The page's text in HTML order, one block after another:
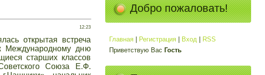
12:23
открытая встреча
Международному дню
старших классов
Союза Е.Ф.
Добро пожаловать!
Главная| Регистрация| Вход|
RSS
Приветствую Вас Гость